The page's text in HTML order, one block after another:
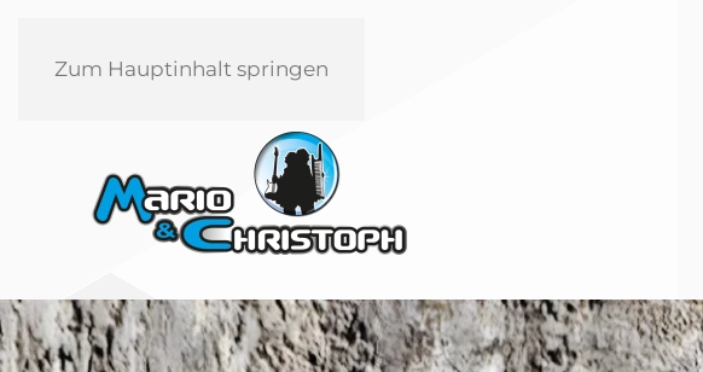
Zum Hauptinhalt springen